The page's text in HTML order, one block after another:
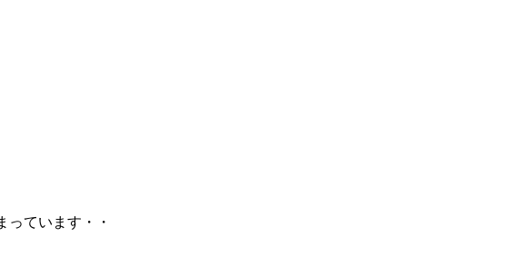
っています・・